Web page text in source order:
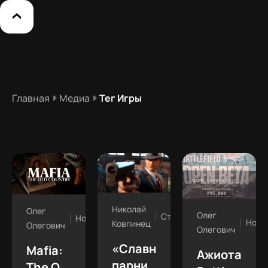
Главная Медиа Тег Игры
Олег
Олегович
Новости
Mafia:
Николай
Ковпинец
Статьи
«Славные
Олег
Олегович